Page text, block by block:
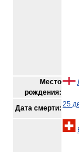
Место
рождения:
Дата смерти: 25